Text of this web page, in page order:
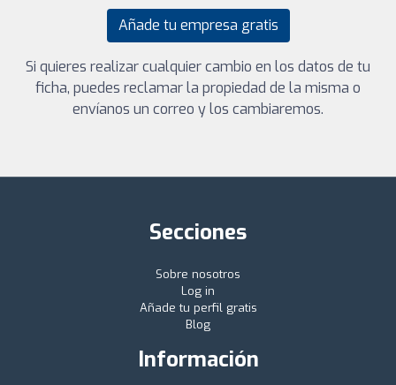
Añade tu empresa gratis
Si quieres realizar cualquier cambio en los datos de tu
ficha, puedes reclamar la propiedad de la misma o
envíanos un correo y los cambiaremos.
Secciones
Sobre nosotros
Log in
Añade tu perfil gratis
Blog
Información